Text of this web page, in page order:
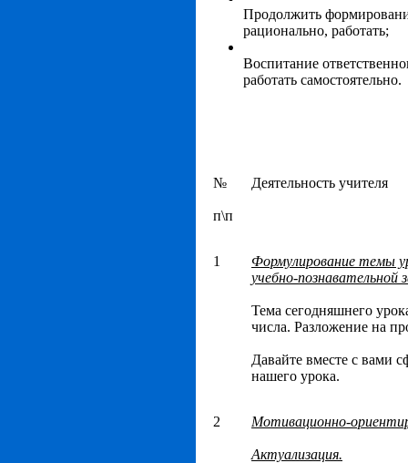
Продолжить
рационально, работать;
Воспитание
работать самостоятельно.
№
п\п
Деятельность учителя
1
Формулирование темы
учебно-познавательной
Тема сегодняшнего
числа. Разложение на
Давайте вместе с вами
нашего урока.
2 Мотивационно-
Актуализация.